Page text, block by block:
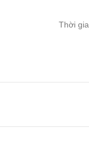
Thời